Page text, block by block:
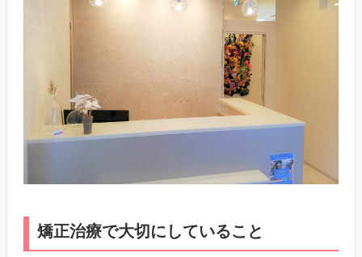
矯正治療で大切にしていること